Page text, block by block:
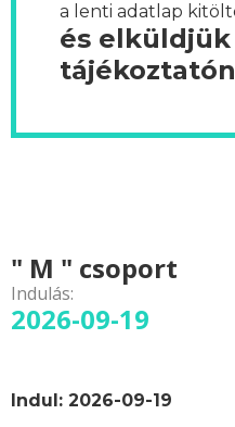
a lenti adatlap
és
" M " csoport
Indulás:
2026-09-19
Indul: 2026-09-19